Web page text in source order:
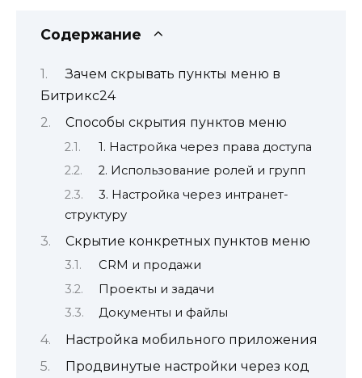
Содержание
Зачем скрывать пункты меню в
Битрикс24
Способы скрытия пунктов меню
1. Настройка через права доступа
2. Использование ролей и групп
3. Настройка через интранет-
структуру
Скрытие конкретных пунктов меню
CRM и продажи
Проекты и задачи
Документы и файлы
Настройка мобильного приложения
Продвинутые настройки через код